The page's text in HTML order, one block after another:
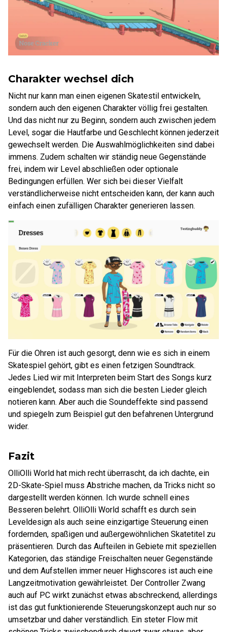
Charakter wechsel dich
Nicht nur kann man einen eigenen Skatestil entwickeln,
sondern auch den eigenen Charakter völlig frei gestalten.
Und das nicht nur zu Beginn, sondern auch zwischen jedem
Level, sogar die Hautfarbe und Geschlecht können jederzeit
gewechselt werden. Die Auswahlmöglichkeiten sind dabei
immens. Zudem schalten wir ständig neue Gegenstände
frei, indem wir Level abschließen oder optionale
Bedingungen erfüllen. Wer sich bei dieser Vielfalt
verständlicherweise nicht entscheiden kann, der kann auch
einfach einen zufälligen Charakter generieren lassen.
Für die Ohren ist auch gesorgt, denn wie es sich in einem
Skatespiel gehört, gibt es einen fetzigen Soundtrack.
Jedes Lied wir mit Interpreten beim Start des Songs kurz
eingeblendet, sodass man sich die besten Lieder gleich
notieren kann. Aber auch die Soundeffekte sind passend
und spiegeln zum Beispiel gut den befahrenen Untergrund
wider.
Fazit
OlliOlli World hat mich recht überrascht, da ich dachte, ein
2D-Skate-Spiel muss Abstriche machen, da Tricks nicht so
dargestellt werden können. Ich wurde schnell eines
Besseren belehrt. OlliOlli World schafft es durch sein
Leveldesign als auch seine einzigartige Steuerung einen
fordernden, spaßigen und außergewöhnlichen Skatetitel zu
präsentieren. Durch das Aufteilen in Gebiete mit speziellen
Kategorien, das ständige Freischalten neuer Gegenstände
und dem Aufstellen immer neuer Highscores ist auch eine
Langzeitmotivation gewährleistet. Der Controller Zwang
auch auf PC wirkt zunächst etwas abschreckend, allerdings
ist das gut funktionierende Steuerungskonzept auch nur so
umsetzbar und daher verständlich. Ein steter Flow mit